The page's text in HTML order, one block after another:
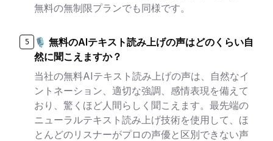
無料の無制限プランでも同様です。
5
🎙️ 無料のAIテキスト読み上げの声はどのくらい自
然に聞こえますか？
当社の無料AIテキスト読み上げの声は、自然なイ
ントネーション、適切な強調、感情表現を備えて
おり、驚くほど人間らしく聞こえます。最先端の
ニューラルテキスト読み上げ技術を使用して、ほ
とんどのリスナーがプロの声優と区別できない声